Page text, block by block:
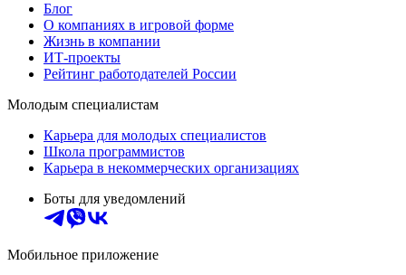
Блог
О компаниях в игровой форме
Жизнь в компании
ИТ-проекты
Рейтинг работодателей России
Молодым специалистам
Карьера для молодых специалистов
Школа программистов
Карьера в некоммерческих организациях
Боты для уведомлений
Мобильное приложение